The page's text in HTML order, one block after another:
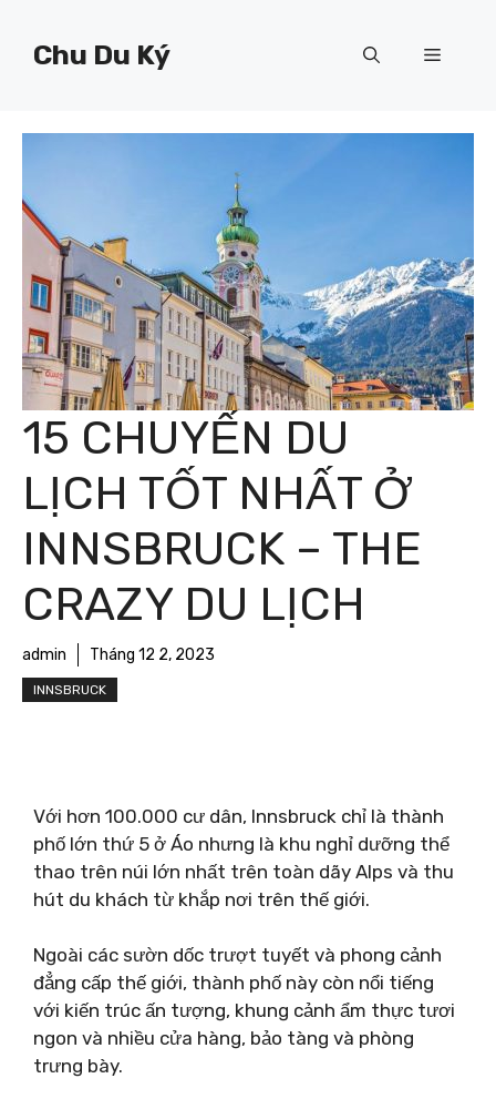
Chu Du Ký Menu
15 CHUYẾN DU
LỊCH TỐT NHẤT Ở
INNSBRUCK – THE
CRAZY DU LỊCH
admin Tháng 12 2, 2023
INNSBRUCK
Với hơn 100.000 cư dân, Innsbruck chỉ là thành
phố lớn thứ 5 ở Áo nhưng là khu nghỉ dưỡng thể
thao trên núi lớn nhất trên toàn dãy Alps và thu
hút du khách từ khắp nơi trên thế giới.
Ngoài các sườn dốc trượt tuyết và phong cảnh
đẳng cấp thế giới, thành phố này còn nổi tiếng
với kiến ​​trúc ấn tượng, khung cảnh ẩm thực tươi
ngon và nhiều cửa hàng, bảo tàng và phòng
trưng bày.